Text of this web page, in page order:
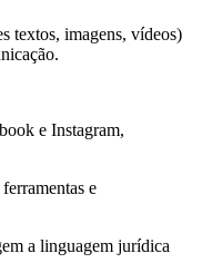
textos, imagens, vídeos)
e Instagram,
e
a linguagem jurídica